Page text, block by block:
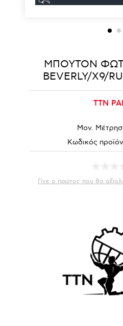
ΜΠΟΥΤΟΝ
BEVERLY/X9/
TTN
Μον.
Κωδικός
Γίνε ο πρώτος που θα